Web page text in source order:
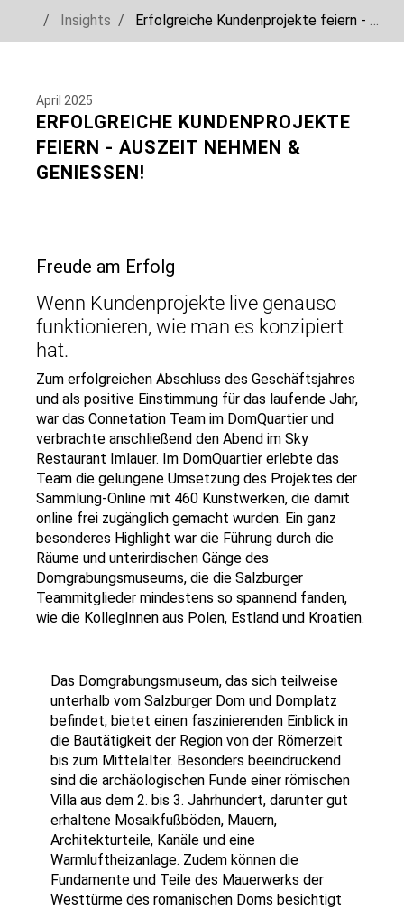
Insights
Erfolgreiche Kundenprojekte feiern - Auszeit nehmen & genießen!
April 2025
ERFOLGREICHE KUNDENPROJEKTE
FEIERN - AUSZEIT NEHMEN &
GENIESSEN!
Show larger versionShow larger version
Freude am Erfolg
Wenn Kundenprojekte live genauso
funktionieren, wie man es konzipiert
hat.
Zum erfolgreichen Abschluss des Geschäftsjahres
und als positive Einstimmung für das laufende Jahr,
war das Connetation Team im DomQuartier und
verbrachte anschließend den Abend im Sky
Restaurant Imlauer. Im DomQuartier erlebte das
Team die gelungene Umsetzung des Projektes der
Sammlung-Online mit 460 Kunstwerken, die damit
online frei zugänglich gemacht wurden. Ein ganz
besonderes Highlight war die Führung durch die
Räume und unterirdischen Gänge des
Domgrabungsmuseums, die die Salzburger
Teammitglieder mindestens so spannend fanden,
wie die KollegInnen aus Polen, Estland und Kroatien.
Das Domgrabungsmuseum, das sich teilweise
unterhalb vom Salzburger Dom und Domplatz
befindet, bietet einen faszinierenden Einblick in
die Bautätigkeit der Region von der Römerzeit
bis zum Mittelalter. Besonders beeindruckend
sind die archäologischen Funde einer römischen
Villa aus dem 2. bis 3. Jahrhundert, darunter gut
erhaltene Mosaikfußböden, Mauern,
Architekturteile, Kanäle und eine
Warmluftheizanlage. Zudem können die
Fundamente und Teile des Mauerwerks der
Westtürme des romanischen Doms besichtigt